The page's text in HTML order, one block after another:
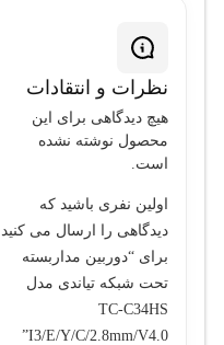
نظرات و انتقادات
هیچ دیدگاهی برای این
محصول نوشته نشده
است.
اولین نفری باشید که
دیدگاهی را ارسال می کنید
برای “دوربین مداربسته
تحت شبکه تیاندی مدل
TC-C34HS
I3/E/Y/C/2.8mm/V4.0”